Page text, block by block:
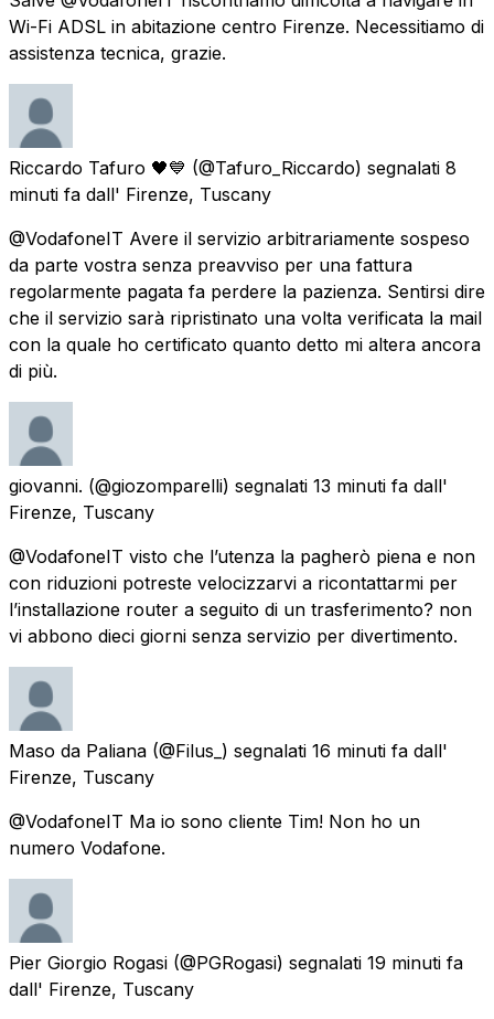
Wi-Fi ADSL in abitazione centro Firenze. Necessitiamo di
assistenza tecnica, grazie.
Riccardo Tafuro 🖤💙 (@Tafuro_Riccardo) segnalati 8
minuti fa dall' Firenze, Tuscany
@VodafoneIT Avere il servizio arbitrariamente sospeso
da parte vostra senza preavviso per una fattura
regolarmente pagata fa perdere la pazienza. Sentirsi dire
che il servizio sarà ripristinato una volta verificata la mail
con la quale ho certificato quanto detto mi altera ancora
di più.
giovanni. (@giozomparelli) segnalati 13 minuti fa dall'
Firenze, Tuscany
@VodafoneIT visto che l’utenza la pagherò piena e non
con riduzioni potreste velocizzarvi a ricontattarmi per
l’installazione router a seguito di un trasferimento? non
vi abbono dieci giorni senza servizio per divertimento.
Maso da Paliana (@Filus_) segnalati 16 minuti fa dall'
Firenze, Tuscany
@VodafoneIT Ma io sono cliente Tim! Non ho un
numero Vodafone.
Pier Giorgio Rogasi (@PGRogasi) segnalati 19 minuti fa
dall' Firenze, Tuscany